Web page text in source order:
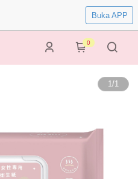
Buka APP
0
1/1